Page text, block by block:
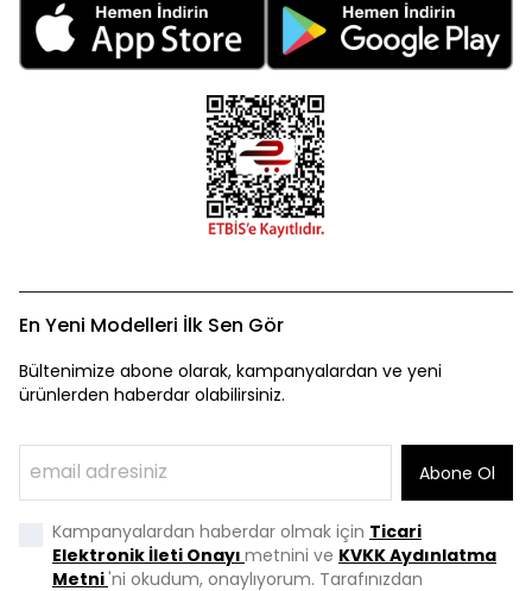
En Yeni Modelleri İlk Sen Gör
Bültenimize abone olarak, kampanyalardan ve yeni
ürünlerden haberdar olabilirsiniz.
Abone Ol
Kampanyalardan haberdar olmak için Ticari
Elektronik İleti Onayı metnini ve KVKK Aydınlatma
Metni'ni okudum, onaylıyorum. Tarafınızdan